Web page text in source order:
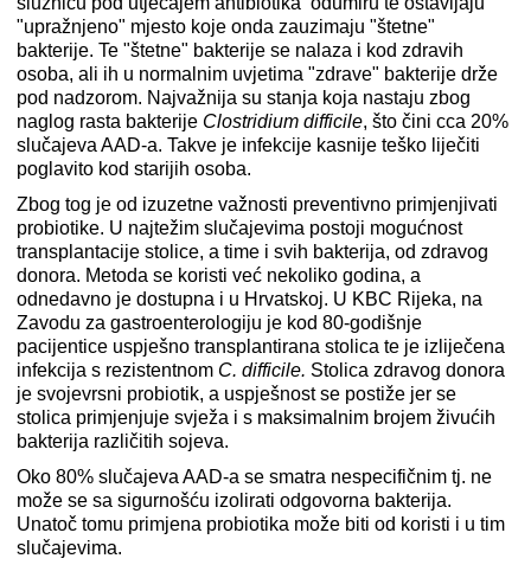
"upražnjeno" mjesto koje onda zauzimaju "štetne"
bakterije. Te "štetne" bakterije se nalaza i kod zdravih
osoba, ali ih u normalnim uvjetima "zdrave" bakterije drže
pod nadzorom. Najvažnija su stanja koja nastaju zbog
naglog rasta bakterije Clostridium difficile, što čini cca 20%
slučajeva AAD-a. Takve je infekcije kasnije teško liječiti
poglavito kod starijih osoba.
Zbog tog je od izuzetne važnosti preventivno primjenjivati
probiotike. U najtežim slučajevima postoji mogućnost
transplantacije stolice, a time i svih bakterija, od zdravog
donora. Metoda se koristi već nekoliko godina, a
odnedavno je dostupna i u Hrvatskoj. U KBC Rijeka, na
Zavodu za gastroenterologiju je kod 80-godišnje
pacijentice uspješno transplantirana stolica te je izliječena
infekcija s rezistentnom C. difficile. Stolica zdravog donora
je svojevrsni probiotik, a uspješnost se postiže jer se
stolica primjenjuje svježa i s maksimalnim brojem živućih
bakterija različitih sojeva.
Oko 80% slučajeva AAD-a se smatra nespecifičnim tj. ne
može se sa sigurnošću izolirati odgovorna bakterija.
Unatoč tomu primjena probiotika može biti od koristi i u tim
slučajevima.